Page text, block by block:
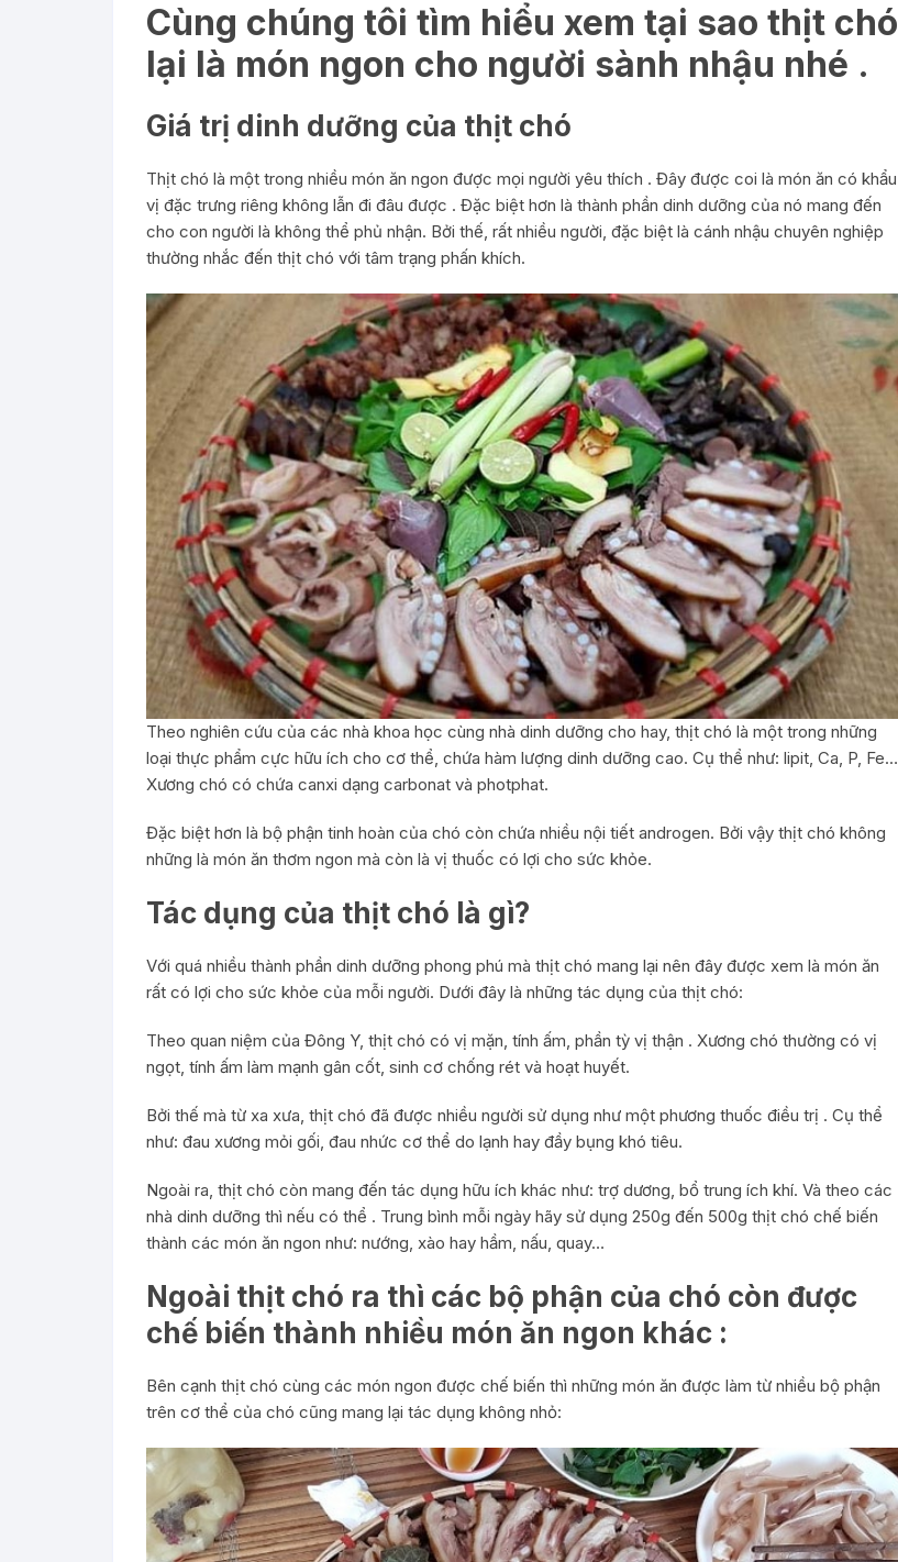
Cùng chúng tôi tìm hiểu xem tại sao thịt chó
lại là món ngon cho người sành nhậu nhé .
Giá trị dinh dưỡng của thịt chó
Thịt chó là một trong nhiều món ăn ngon được mọi người yêu thích . Đây được coi là món ăn có khẩu
vị đặc trưng riêng không lẫn đi đâu được . Đặc biệt hơn là thành phần dinh dưỡng của nó mang đến
cho con người là không thể phủ nhận. Bởi thế, rất nhiều người, đặc biệt là cánh nhậu chuyên nghiệp
thường nhắc đến thịt chó với tâm trạng phấn khích.
Theo nghiên cứu của các nhà khoa học cùng nhà dinh dưỡng cho hay, thịt chó là một trong những
loại thực phẩm cực hữu ích cho cơ thể, chứa hàm lượng dinh dưỡng cao. Cụ thể như: lipit, Ca, P, Fe…
Xương chó có chứa canxi dạng carbonat và photphat.
Đặc biệt hơn là bộ phận tinh hoàn của chó còn chứa nhiều nội tiết androgen. Bởi vậy thịt chó không
những là món ăn thơm ngon mà còn là vị thuốc có lợi cho sức khỏe.
Tác dụng của thịt chó là gì?
Với quá nhiều thành phần dinh dưỡng phong phú mà thịt chó mang lại nên đây được xem là món ăn
rất có lợi cho sức khỏe của mỗi người. Dưới đây là những tác dụng của thịt chó:
Theo quan niệm của Đông Y, thịt chó có vị mặn, tính ấm, phần tỳ vị thận . Xương chó thường có vị
ngọt, tính ấm làm mạnh gân cốt, sinh cơ chống rét và hoạt huyết.
Bởi thế mà từ xa xưa, thịt chó đã được nhiều người sử dụng như một phương thuốc điều trị . Cụ thể
như: đau xương mỏi gối, đau nhức cơ thể do lạnh hay đầy bụng khó tiêu.
Ngoài ra, thịt chó còn mang đến tác dụng hữu ích khác như: trợ dương, bổ trung ích khí. Và theo các
nhà dinh dưỡng thì nếu có thể . Trung bình mỗi ngày hãy sử dụng 250g đến 500g thịt chó chế biến
thành các món ăn ngon như: nướng, xào hay hầm, nấu, quay…
Ngoài thịt chó ra thì các bộ phận của chó còn được
chế biến thành nhiều món ăn ngon khác :
Bên cạnh thịt chó cùng các món ngon được chế biến thì những món ăn được làm từ nhiều bộ phận
trên cơ thể của chó cũng mang lại tác dụng không nhỏ: